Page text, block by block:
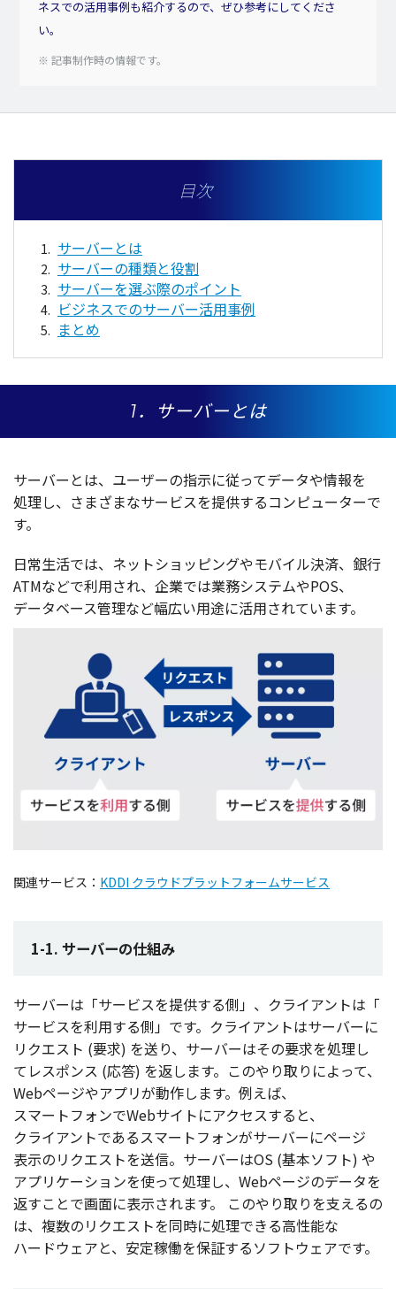
ネスでの活用事例も紹介するので、ぜひ参考にしてくださ
い。
※ 記事制作時の情報です。
目次
サーバーとは
サーバーの種類と役割
サーバーを選ぶ際のポイント
ビジネスでのサーバー活用事例
まとめ
1．サーバーとは
サーバー とは、 ユーザーの指示に従ってデータや情報を
処理し、さまざまなサービスを提供するコンピューターで
す。
日常生活では、 ネットショッピングやモバイル決済、 銀行
ATMなどで利用され、 企業では業務システムやPOS、
データベース管理など幅広い用途に活用されています。
関連サービス： KDDI クラウドプラットフォームサービス
1-1. サーバーの仕組み
サーバーは「サービスを提供する側」、 クライアントは「
サービスを利用する側」です。 クライアントはサーバーに
リクエスト (要求) を送り、 サーバーはその要求を処理し
て レスポンス (応答) を返します。このやり取りによって、
Webページやアプリが動作します。例えば、
スマートフォンでWebサイトにアクセスすると、
クライアントであるスマートフォンがサーバーにページ
表示のリクエストを送信。 サーバーはOS (基本ソフト) や
アプリケーションを使って処理し、Webページのデータを
返すことで画面に表示されます。
このやり取りを支えるの
は、 複数のリクエストを同時に処理できる高性能な
ハードウェアと、 安定稼働を保証するソフトウェアです。